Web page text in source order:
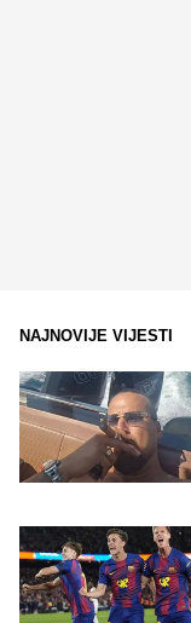
NAJNOVIJE VIJESTI